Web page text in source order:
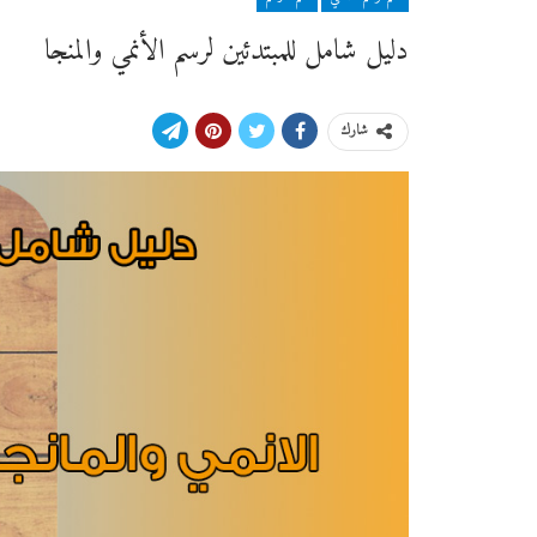
دليل شامل للمبتدئين لرسم الأنمي والمنجا
شارك